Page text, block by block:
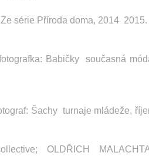
série Příroda doma, 2014 ­ 2015.
​Babičky ­ současná
​Šachy ­ turnaje mládeže,
OLDŘICH